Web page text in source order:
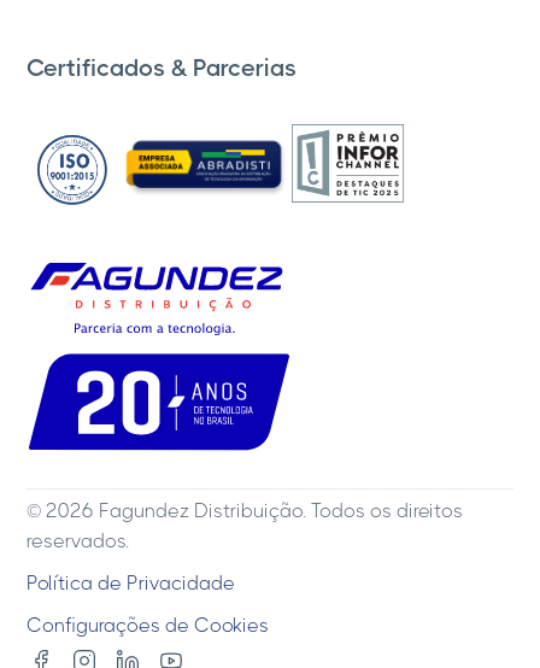
Certificados & Parcerias
© 2026 Fagundez Distribuição. Todos os direitos
reservados.
Política de Privacidade
Configurações de Cookies